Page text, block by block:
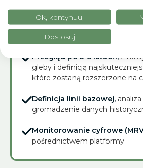
Wspólne szkoleniaz
podejściem do wyboru praktyk
Przegląd po 3-5 latach, z
gleby i definicją
które zostaną rozszerzone na
Definicja linii bazowej,
gromadzenie danych
Monitorowanie cyfrowe
pośrednictwem platformy
Ok, kontynuuj
Dostosuj